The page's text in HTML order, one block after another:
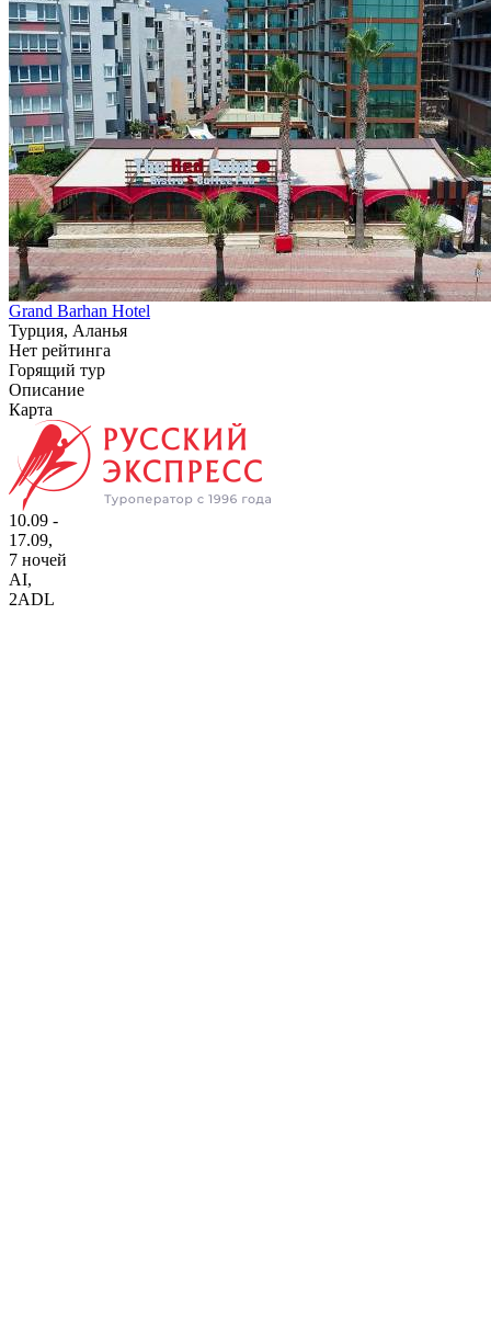
Grand Barhan Hotel
Турция, Аланья
Нет рейтинга
Горящий тур
Описание
Карта
10.09 -
17.09,
7 ночей
AI,
2ADL